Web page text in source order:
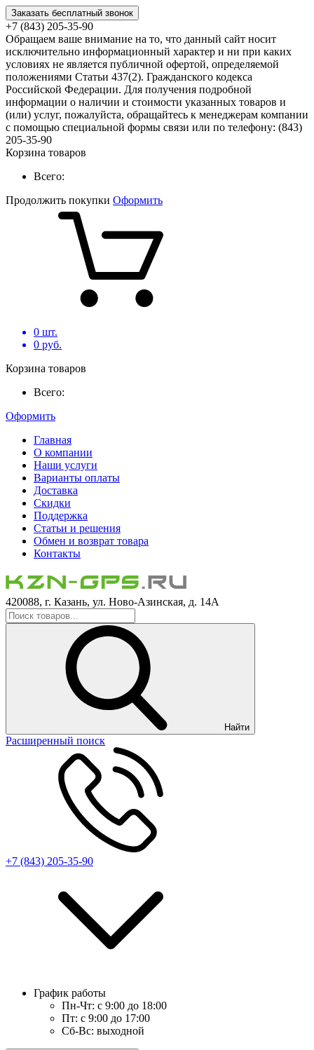
Заказать бесплатный звонок
+7 (843) 205-35-90
Обращаем ваше внимание на то, что данный сайт носит
исключительно информационный характер и ни при каких
условиях не является публичной офертой, определяемой
положениями Статьи 437(2). Гражданского кодекса
Российской Федерации. Для получения подробной
информации о наличии и стоимости указанных товаров и
(или) услуг, пожалуйста, обращайтесь к менеджерам компании
с помощью специальной формы связи или по телефону: (843)
205-35-90
Корзина товаров
Всего:
Продолжить покупки Оформить
0 шт.
0 руб.
Корзина товаров
Всего:
Оформить
Главная
О компании
Наши услуги
Варианты оплаты
Доставка
Скидки
Поддержка
Статьи и решения
Обмен и возврат товара
Контакты
420088, г. Казань, ул. Ново-Азинская, д. 14А
Найти
Расширенный поиск
+7 (843) 205-35-90
График работы
Пн-Чт: с 9:00 до 18:00
Пт: с 9:00 до 17:00
Сб-Вс: выходной